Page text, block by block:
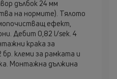
дълбок 24 мм
на нормите). Тялото
ефект,
Дебит 0,82 l/sek. 4
крака за
клеми за рамката и
Монтажна дължина